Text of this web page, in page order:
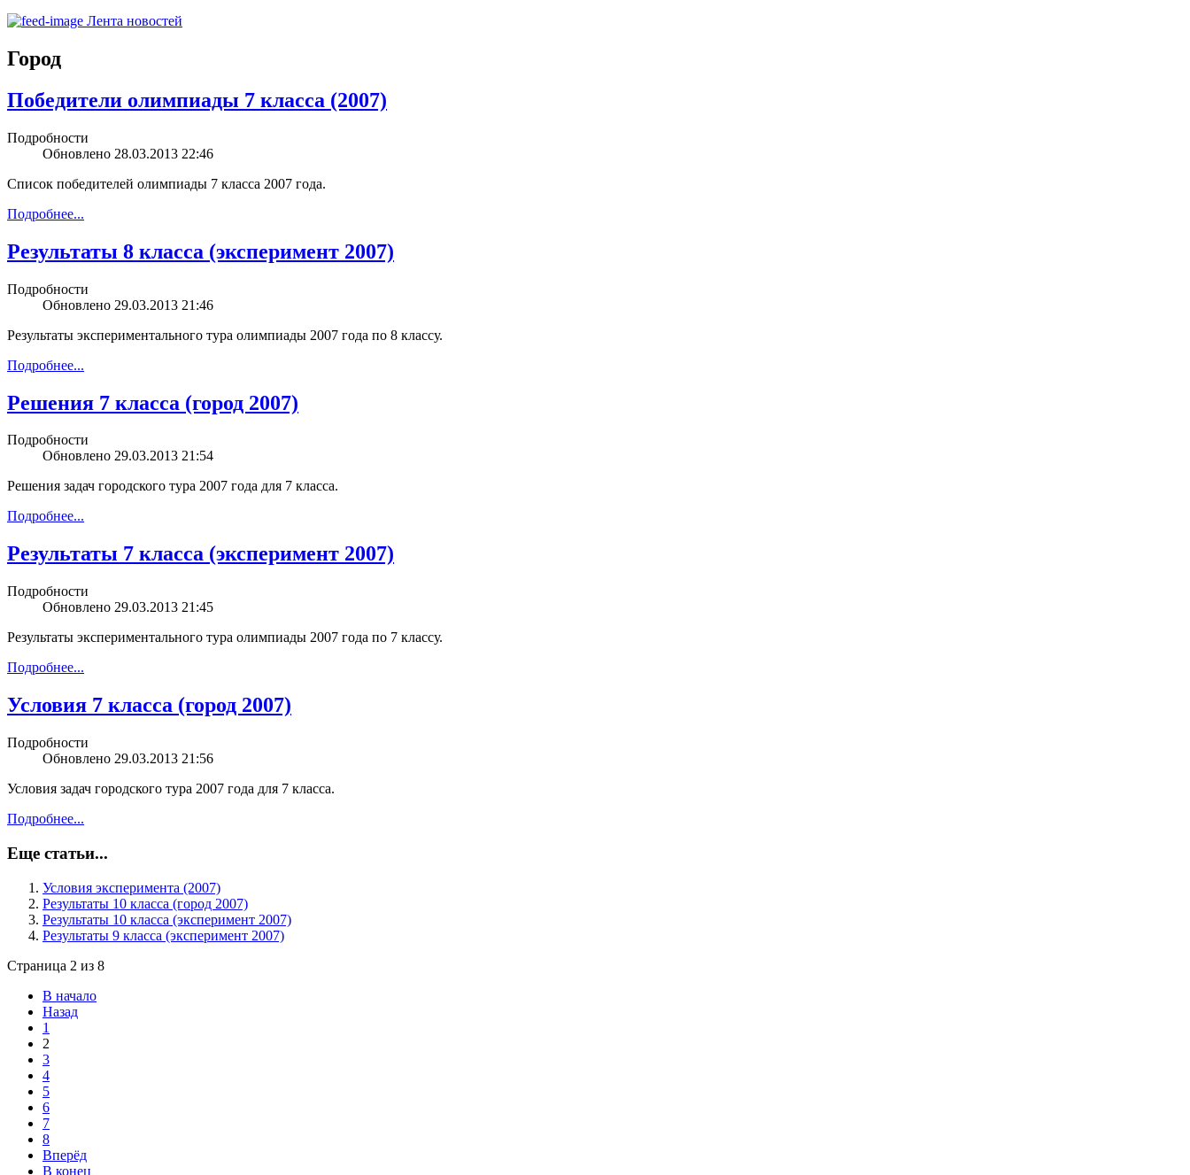
Лента новостей
Город
Победители олимпиады 7 класса (2007)
Подробности
Обновлено 28.03.2013 22:46
Список победителей олимпиады 7 класса 2007 года.
Подробнее...
Результаты 8 класса (эксперимент 2007)
Подробности
Обновлено 29.03.2013 21:46
Результаты экспериментального тура олимпиады 2007 года по 8 классу.
Подробнее...
Решения 7 класса (город 2007)
Подробности
Обновлено 29.03.2013 21:54
Решения задач городского тура 2007 года для 7 класса.
Подробнее...
Результаты 7 класса (эксперимент 2007)
Подробности
Обновлено 29.03.2013 21:45
Результаты экспериментального тура олимпиады 2007 года по 7 классу.
Подробнее...
Условия 7 класса (город 2007)
Подробности
Обновлено 29.03.2013 21:56
Условия задач городского тура 2007 года для 7 класса.
Подробнее...
Еще статьи...
Условия эксперимента (2007)
Результаты 10 класса (город 2007)
Результаты 10 класса (эксперимент 2007)
Результаты 9 класса (эксперимент 2007)
Страница 2 из 8
В начало
Назад
1
2
3
4
5
6
7
8
Вперёд
В конец